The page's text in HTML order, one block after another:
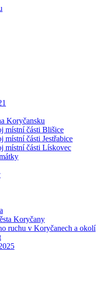
Koryčansku
místní části Blišice
části Jestřabice
místní části Lískovec
Koryčany
ruchu v Koryčanech a okolí